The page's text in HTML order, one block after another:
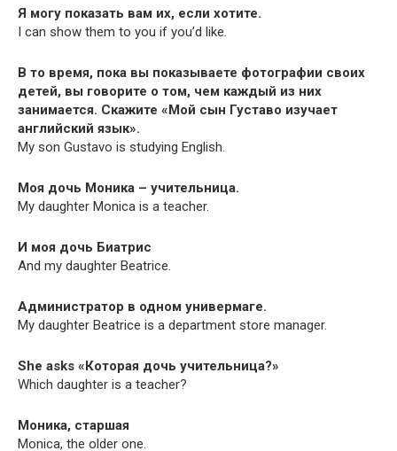
Я могу показать вам их, если хотите.
I can show them to you if you’d like.
В то время, пока вы показываете фотографии своих
детей, вы говорите о том, чем каждый из них
занимается. Скажите «Мой сын Густаво изучает
английский язык».
My son Gus­ta­vo is study­ing English.
Моя дочь Моника – учительница.
My daugh­ter Mon­i­ca is a teacher.
И моя дочь Биатрис
And my daugh­ter Beatrice.
Администратор в одном универмаге.
My daugh­ter Beat­rice is a depart­ment store manager.
She asks «Которая дочь учительница?»
Which daugh­ter is a teacher?
Моника, старшая
Mon­i­ca, the old­er one.